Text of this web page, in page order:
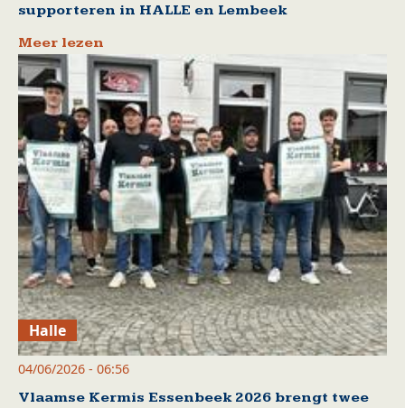
supporteren in HALLE en Lembeek
Meer lezen
Halle
04/06/2026 - 06:56
Vlaamse Kermis Essenbeek 2026 brengt twee